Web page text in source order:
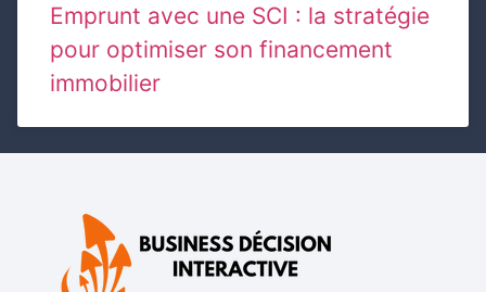
Emprunt avec une SCI : la stratégie
pour optimiser son financement
immobilier